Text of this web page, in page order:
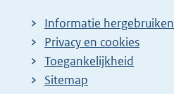
Informatie hergebruiken
Privacy en cookies
Toegankelijkheid
Sitemap